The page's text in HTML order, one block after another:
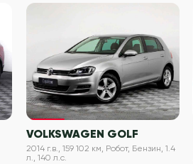
VIN проверен
VOLKSWAGEN GOLF
2014 г.в., 159 102 км, Робот, Бензин, 1.4
л., 140 л.с.